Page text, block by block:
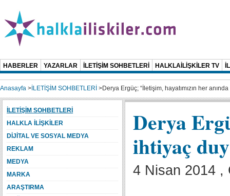
HABERLER YAZARLAR İLETİŞİM SOHBETLERİ HALKLAİLİŞKİLER TV
Anasayfa > İLETİŞİM SOHBETLERİ >Derya Ergüç; “İletişim, hayatımızın her
Derya
ihtiyaç
4 Nisan 2014 ,
İLETİŞİM SOHBETLERİ
HALKLA İLİŞKİLER
DİJİTAL VE SOSYAL MEDYA
REKLAM
MEDYA
MARKA
ARAŞTIRMA